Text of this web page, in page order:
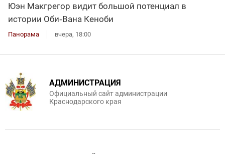
Юэн Макгрегор видит большой потенциал в
истории Оби‑Вана Кеноби
Панорама вчера, 18:00
АДМИНИСТРАЦИЯ
Официальный сайт администрации
Краснодарского края